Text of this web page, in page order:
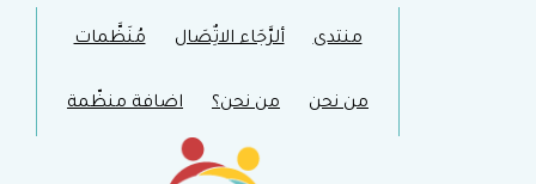
منتدى ألرَّجَاء الاتٌِصَال مُنَظَّمات
من نحن من نحن؟ اضافة منظّمة